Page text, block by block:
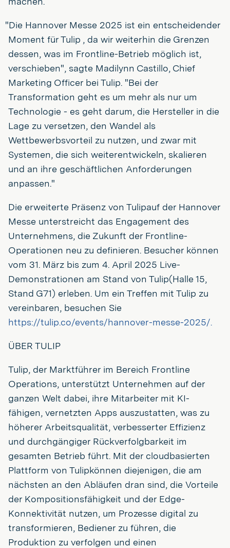
"Die Hannover Messe 2025 ist ein entscheidender
Moment für Tulip , da wir weiterhin die Grenzen
dessen, was im Frontline-Betrieb möglich ist,
verschieben", sagte Madilynn Castillo, Chief
Marketing Officer bei Tulip. "Bei der
Transformation geht es um mehr als nur um
Technologie - es geht darum, die Hersteller in die
Lage zu versetzen, den Wandel als
Wettbewerbsvorteil zu nutzen, und zwar mit
Systemen, die sich weiterentwickeln, skalieren
und an ihre geschäftlichen Anforderungen
anpassen."
Die erweiterte Präsenz von Tulipauf der Hannover
Messe unterstreicht das Engagement des
Unternehmens, die Zukunft der Frontline-
Operationen neu zu definieren. Besucher können
vom 31. März bis zum 4. April 2025 Live-
Demonstrationen am Stand von Tulip(Halle 15,
Stand G71) erleben. Um ein Treffen mit Tulip zu
vereinbaren, besuchen Sie
https://tulip.co/events/hannover-messe-2025/.
ÜBER TULIP
Tulip, der Marktführer im Bereich Frontline
Operations, unterstützt Unternehmen auf der
ganzen Welt dabei, ihre Mitarbeiter mit KI-
fähigen, vernetzten Apps auszustatten, was zu
höherer Arbeitsqualität, verbesserter Effizienz
und durchgängiger Rückverfolgbarkeit im
gesamten Betrieb führt. Mit der cloudbasierten
Plattform von Tulipkönnen diejenigen, die am
nächsten an den Abläufen dran sind, die Vorteile
der Kompositionsfähigkeit und der Edge-
Konnektivität nutzen, um Prozesse digital zu
transformieren, Bediener zu führen, die
Produktion zu verfolgen und einen